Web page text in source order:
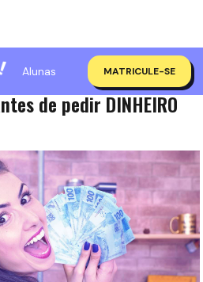
Alunas MATRICULE-SE
DE
de pedir DINHEIRO